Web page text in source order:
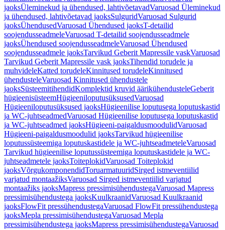
jaoksÜleminekud ja ühendused, lahtivõetavadVaruosad Üleminekud
ja ühendused, lahtivõetavad jaoksSulguridVaruosad Sulgurid
jaoksÜhendusedVaruosad Ühendused jaoksT-detailid
soojendusseadmeleVaruosad T-detailid soojendusseadmele
jaoksÜhendused soojendusseadmeleVaruosad Ühendused
soojendusseadmele jaoksTarvikud Geberit Mapressile vaskVaruosad
Tarvikud Geberit Mapressile vask jaoksTihendid torudele ja
muhvideleKatted torudeleKinnitused torudeleKinnitused
ühendusteleVaruosad Kinnitused ühendustele
jaoksSüsteemitihendidKomplektid kruvid äärikühendusteleGeberit
hügieenisüsteemHügieeniloputusüksusedVaruosad
Hügieeniloputusüksused jaoksHügieenilise loputusega loputuskastid
ja WC-juhtseadmedVaruosad Hügieenilise loputusega loputuskastid
ja WC-juhtseadmed jaoksHügieeni-paigaldusmoodulidVaruosad
Hügieeni-paigaldusmoodulid jaoksTarvikud hügieenilise
loputussüsteemiga loputuskastidele ja WC-juhtseadmeteleVaruosad
Tarvikud hügieenilise loputussüsteemiga loputuskastidele ja WC-
juhtseadmetele jaoksToiteplokidVaruosad Toiteplokid
jaoksVõrgukomponendidToruarmatuuridSirged istmeventiilid
varjatud montaažiksVaruosad Sirged istmeventiilid varjatud
montaažiks jaoksMapress pressimisühendustegaVaruosad Mapress
pressimisühendustega jaoksKuulkraanidVaruosad Kuulkraanid
jaoksFlowFit pressühendustegaVaruosad FlowFit pressühendustega
jaoksMepla pressimisühendustegaVaruosad Mepla
pressimisühendustega jaoksMapress pressimisühendustegaVaruosad